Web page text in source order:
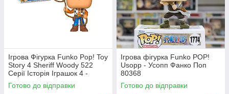
Ігрова Фігурка Funko Pop! Toy
Story 4 Sheriff Woody 522
Серії Історія Іграшок 4 -
Шериф Вуді Фанко Поп
37383
Готово до відправки
Ігрова фігурка Funko POP!
Usopp - Усопп Фанко Поп
80368
Готово до відправки